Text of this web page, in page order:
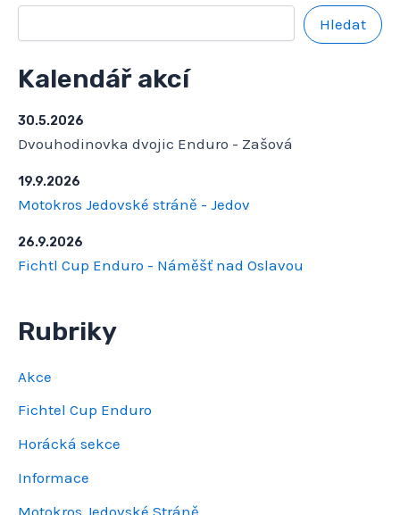
Hledat
Kalendář akcí
30.5.2026
Dvouhodinovka dvojic Enduro - Zašová
19.9.2026
Motokros Jedovské stráně - Jedov
26.9.2026
Fichtl Cup Enduro - Náměšť nad Oslavou
Rubriky
Akce
Fichtel Cup Enduro
Horácká sekce
Informace
Motokros Jedovské Stráně